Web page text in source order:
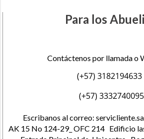
Para los
Contáctenos por llamada o
(+57) 3182194633
(+57) 3332740095
Escribanos al correo:
AK 15 No 124-29_ OFC 214 Edificio